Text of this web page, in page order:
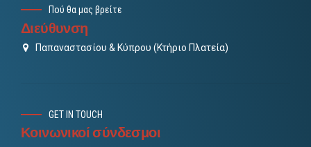
Πού θα μας βρείτε
Διεύθυνση
Παπαναστασίου & Κύπρου (Κτήριο Πλατεία)
GET IN TOUCH
Κοινωνικοί σύνδεσμοι